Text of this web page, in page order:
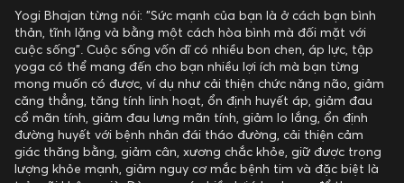
Yogi Bhajan từng nói: "Sức mạnh của bạn là ở cách bạn bình
thản, tĩnh lặng và bằng một cách hòa bình mà đối mặt với
cuộc sống". Cuộc sống vốn dĩ có nhiều bon chen, áp lực, tập
yoga có thể mang đến cho bạn nhiều lợi ích mà bạn từng
mong muốn có được, ví dụ như cải thiện chức năng não, giảm
căng thẳng, tăng tính linh hoạt, ổn định huyết áp, giảm đau
cổ mãn tính, giảm đau lưng mãn tính, giảm lo lắng, ổn định
đường huyết với bệnh nhân đái tháo đường, cải thiện cảm
giác thăng bằng, giảm cân, xương chắc khỏe, giữ được trọng
lượng khỏe mạnh, giảm nguy cơ mắc bệnh tim và đặc biệt là